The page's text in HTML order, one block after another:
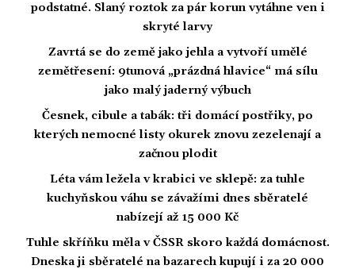
podstatné. Slaný roztok za pár korun vytáhne ven i
skryté larvy
Zavrtá se do země jako jehla a vytvoří umělé
zemětřesení: 9tunová „prázdná hlavice“ má sílu
jako malý jaderný výbuch
Česnek, cibule a tabák: tři domácí postřiky, po
kterých nemocné listy okurek znovu zezelenají a
začnou plodit
Léta vám ležela v krabici ve sklepě: za tuhle
kuchyňskou váhu se závažími dnes sběratelé
nabízejí až 15 000 Kč
Tuhle skříňku měla v ČSSR skoro každá domácnost.
Dneska ji sběratelé na bazarech kupují i za 20 000